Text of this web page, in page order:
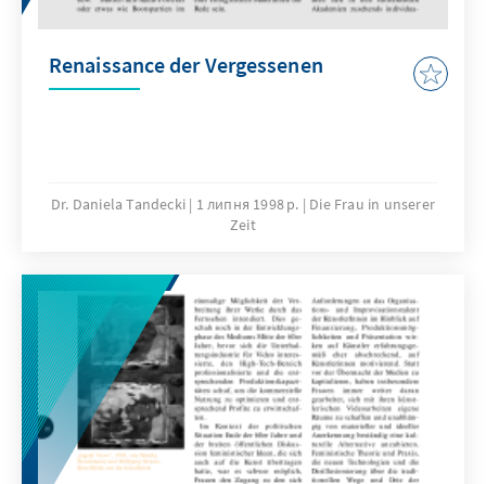
Renaissance der Vergessenen
Dr. Daniela Tandecki 1 липня 1998 р.
Die Frau in unserer
Zeit